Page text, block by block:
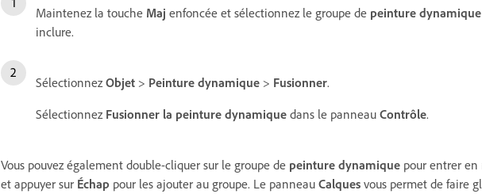
Maintenez la touche Maj enfoncée et sélectionnez le groupe de peinture dynamique
inclure.
SélectionnezObjet > Peinture dynamique > Fusionner.
Sélectionnez Fusionner la peinture dynamique dans le panneau Contrôle.
Vous pouvez également double-cliquer sur le groupe de peinture dynamique pour entrer en
et appuyer sur Échap pour les ajouter au groupe. Le panneau Calques vous permet de faire